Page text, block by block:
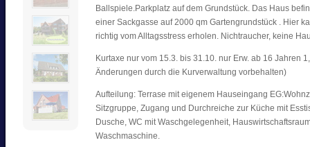
Ballspiele.Parkplatz auf dem Grundstück. Das Haus
einer Sackgasse auf 2000 qm Gartengrundstück . Hier
richtig vom Alltagsstress erholen. Nichtraucher, keine
Kurtaxe nur vom 15.3. bis 31.10. nur Erw. ab 16 Jahren
Änderungen durch die Kurverwaltung vorbehalten)
Aufteilung: Terrase mit eigenem Hauseingang
Sitzgruppe, Zugang und Durchreiche zur Küche mit
Dusche, WC mit Waschgelegenheit,
Waschmaschine.